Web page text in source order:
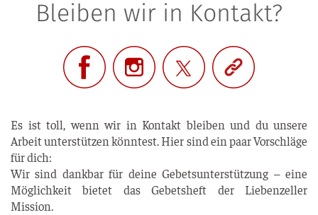
Bleiben wir in Kontakt?
Es ist toll, wenn wir in Kon­takt blei­ben und du unse­re
Arbeit unter­stüt­zen könn­test. Hier sind ein paar Vor­schlä­ge
für dich:
Wir sind dank­bar für dei­ne Gebets­un­ter­stüt­zung – eine
Mög­lich­keit bie­tet das Gebets­heft der Lie­ben­zel­ler
Mission.